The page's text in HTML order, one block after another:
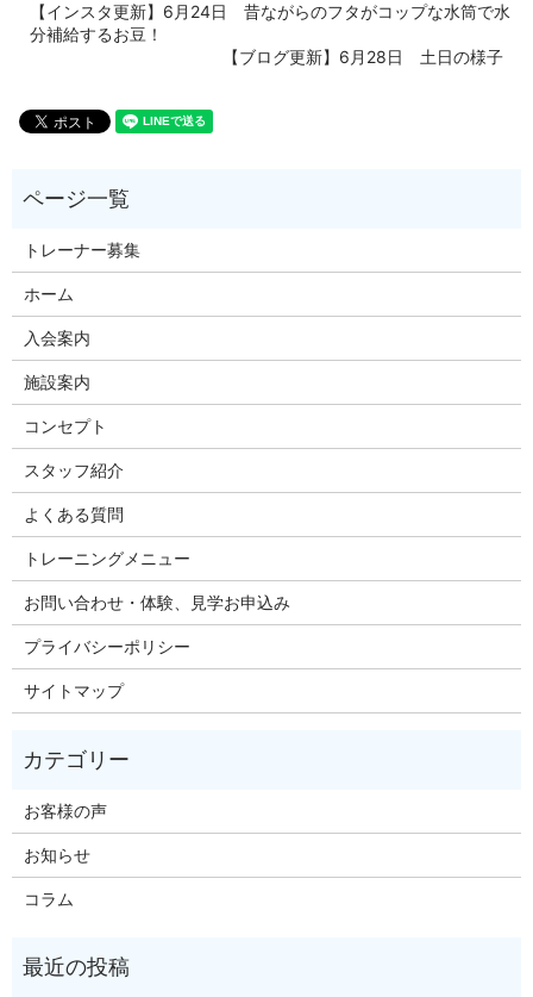
【インスタ更新】6月24日 昔ながらのフタがコップな水筒で水
分補給するお豆！
【ブログ更新】6月28日 土日の様子
トレーナー募集
ホーム
入会案内
施設案内
コンセプト
スタッフ紹介
よくある質問
トレーニングメニュー
お問い合わせ・体験、見学お申込み
プライバシーポリシー
サイトマップ
お客様の声
お知らせ
コラム